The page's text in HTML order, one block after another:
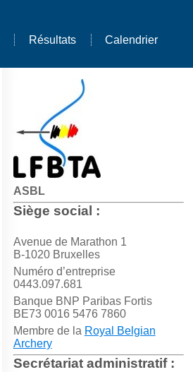
Résultats Calendrier
ASBL
Siège social :
Avenue de Marathon 1
B-1020 Bruxelles
Numéro d’entreprise
0443.097.681
Banque BNP Paribas Fortis
BE73 0016 5476 7860
Membre de la Royal Belgian
Archery
Secrétariat administratif :